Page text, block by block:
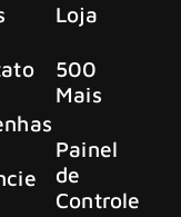
Loja
500
Mais
Painel
de
Controle